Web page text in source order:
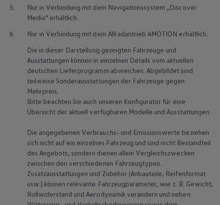
5.
Nur in Verbindung mit dem Navigationssystem „Discover
Media“ erhältlich.
6.
Nur in Verbindung mit dem Allradantrieb 4MOTION erhältlich.
Die in dieser Darstellung gezeigten Fahrzeuge und
Ausstattungen können in einzelnen Details vom aktuellen
deutschen Lieferprogramm abweichen. Abgebildet sind
teilweise Sonderausstattungen der Fahrzeuge gegen
Mehrpreis.
Bitte beachten Sie auch unseren Konfigurator für eine
Übersicht der aktuell verfügbaren Modelle und Ausstattungen.
Die angegebenen Verbrauchs- und Emissionswerte beziehen
sich nicht auf ein einzelnes Fahrzeug und sind nicht Bestandteil
des Angebots, sondern dienen allein Vergleichszwecken
zwischen den verschiedenen Fahrzeugtypen.
Zusatzausstattungen und Zubehör (Anbauteile, Reifenformat
usw.) können relevante Fahrzeugparameter, wie z. B. Gewicht,
Rollwiderstand und Aerodynamik verändern und neben